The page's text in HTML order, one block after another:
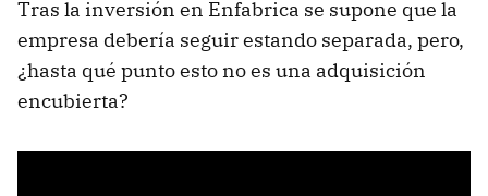
Tras la inversión en Enfabrica se supone que la
empresa debería seguir estando separada, pero,
¿hasta qué punto esto no es una adquisición
encubierta?